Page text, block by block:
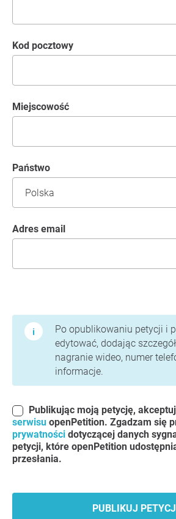
kod pocztowy
Miejscowość
Państwo
Adres email
Po opublikowaniu petycji i
edytować, dodając
nagranie wideo, numer
informacje.
Publikując moją petycję,
serwisu openPetition. Zgadzam się
prywatności dotyczącej danych
petycji, które openPetition
przesłania.
PUBLIKUJ